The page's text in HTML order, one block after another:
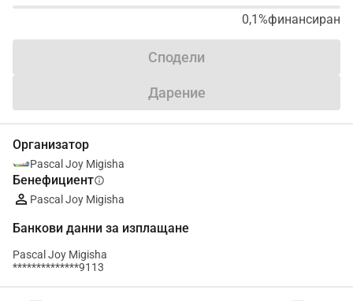
0,1%финансиран
Сподели
Дарение
Организатор
Pascal Joy Migisha
Бенефициентinfo
Pascal Joy Migisha
Банкови данни за изплащане
Pascal Joy Migisha
**************9113